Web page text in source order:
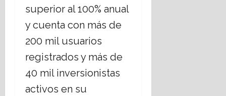
superior al 100% anual
y cuenta con más de
200 mil usuarios
registrados y más de
40 mil inversionistas
activos en su